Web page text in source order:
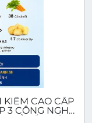
KIỀM CAO CẤP
3 CÔNG NGHỆ